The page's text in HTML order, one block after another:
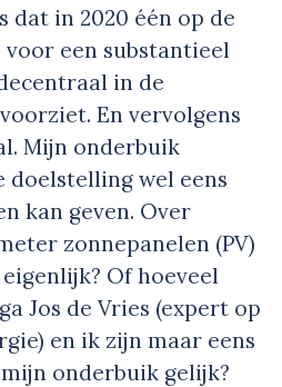
dat in 2020 één op de
voor een substantieel
in de
En vervolgens
Mijn onderbuik
doelstelling wel eens
kan geven. Over
zonnepanelen (PV)
Of hoeveel
Jos de Vries (expert op
en ik zijn maar eens
onderbuik gelijk?